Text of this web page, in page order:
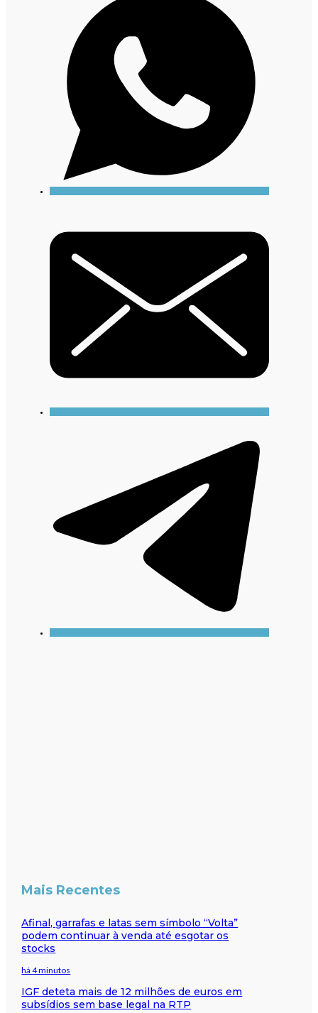
Mais Recentes
Afinal, garrafas e latas sem símbolo “Volta”
podem continuar à venda até esgotar os
stocks
há 4 minutos
IGF deteta mais de 12 milhões de euros em
subsídios sem base legal na RTP